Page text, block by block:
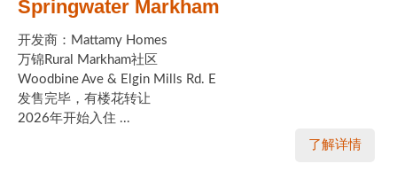
Springwater Markham
开发商：Mattamy Homes
万锦Rural Markham社区
Woodbine Ave & Elgin Mills Rd. E
发售完毕，有楼花转让
2026年开始入住 ...
了解详情